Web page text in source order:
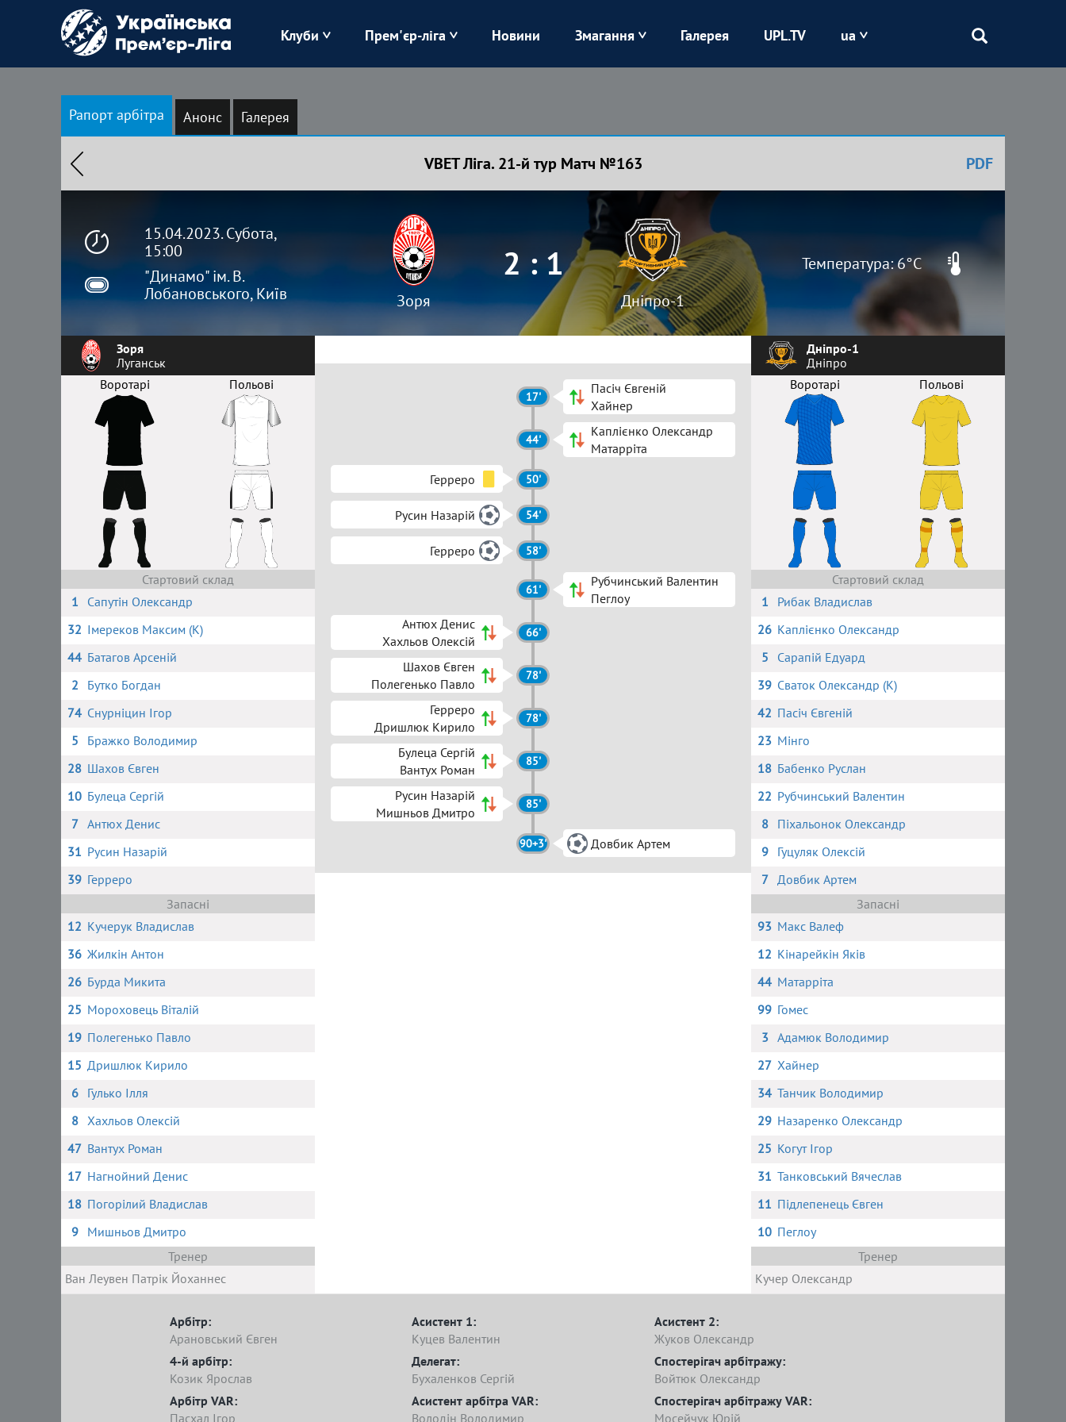
Клуби
Зоря Карпати Колос Кривбас
Чорноморець
Прем'єр-ліга Новини Змагання Галерея UPL.TV ua
Рапорт арбітра Анонс Галерея
VBET Ліга. 21-й тур Матч №163 PDF
15.04.2023. Субота,
15:00
"Динамо" ім. В.
Лобановського, Київ
Зоря
2 : 1
Дніпро-1
Температура: 6°C
Зоря
Луганськ
Воротарі
Польові
Стартовий склад
1
Сапутін Олександр
32 Імереков Максим (К)
44 Батагов Арсеній
2
Бутко Богдан
74 Снурніцин Ігор
5
Бражко Володимир
28 Шахов Євген
10 Булеца Сергій
7 Антюх Денис
31 Русин Назарій
39 Герреро
Запасні
12 Кучерук Владислав
36 Жилкін Антон
26 Бурда Микита
25 Мороховець Віталій
19 Полегенько Павло
15 Дришлюк Кирило
6
Гулько Ілля
8 Хахльов Олексій
47 Вантух Роман
17 Нагнойний Денис
18 Погорілий Владислав
9
Мишньов Дмитро
Тренер
Ван Леувен Патрік Йоханнес
17'
Пасіч Євгеній
Хайнер
44'
Каплієнко Олександр
Матарріта
Герреро
50'
Русин Назарій 54'
Герреро 58'
61'
Рубчинський Валентин
Пеглоу
Антюх Денис
Хахльов Олексій
66'
Шахов Євген
Полегенько Павло
78'
Герреро
Дришлюк Кирило
78'
Булеца Сергій
Вантух Роман
85'
Русин Назарій
Мишньов Дмитро
85'
90+3' Довбик Артем
Дніпро-1
Дніпро
Воротарі
Польові
Стартовий склад
1
Рибак Владислав
26 Каплієнко Олександр
5
Сарапій Едуард
39 Сваток Олександр (К)
42 Пасіч Євгеній
23 Мінго
18 Бабенко Руслан
22 Рубчинський Валентин
8
Піхальонок Олександр
9
Гуцуляк Олексій
7 Довбик Артем
Запасні
93 Макс Валеф
12 Кінарейкін Яків
44 Матарріта
99 Гомес
3 Адамюк Володимир
27 Хайнер
34 Танчик Володимир
29 Назаренко Олександр
25 Когут Ігор
31 Танковський Вячеслав
11 Підлепенець Євген
10 Пеглоу
Тренер
Кучер Олександр
Арбітр:
Арановський Євген
Асистент 1:
Куцев Валентин
Асистент 2:
Жуков Олександр
4-й арбітр:
Козик Ярослав
Делегат:
Бухаленков Сергій
Спостерігач арбітражу:
Войтюк Олександр
Арбітр VAR:
Пасхал Ігор
Асистент арбітра VAR:
Володін Володимир
Спостерігач арбітражу VAR:
Мосейчук Юрій